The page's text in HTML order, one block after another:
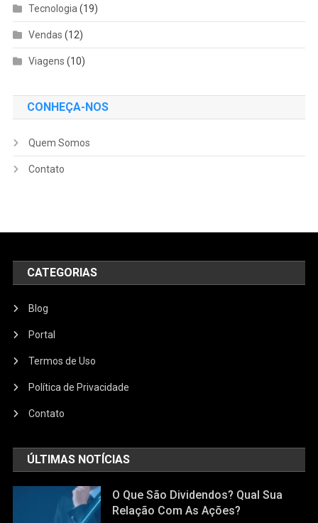
Tecnologia (19)
Vendas (12)
Viagens (10)
CONHEÇA-NOS
Quem Somos
Contato
CATEGORIAS
Blog
Portal
Termos de Uso
Política de Privacidade
Contato
ÚLTIMAS NOTÍCIAS
O Que São Dividendos? Qual Sua
Relação Com As Ações?